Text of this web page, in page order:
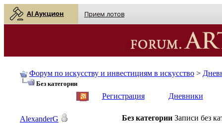
AI Аукцион Прием лотов
Форум по искусству и инвестициям в искусство >
Без категории
Регистрация Дневники
Без категории Записи без
AlexanderG